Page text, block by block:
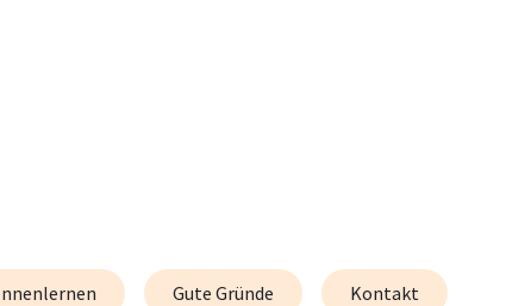
Gute Gründe Kontakt